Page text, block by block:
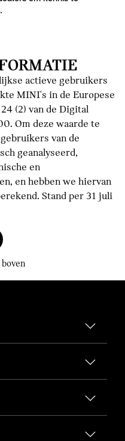
actieve gebruikers
MINI's in de Europese
(2) van de Digital
Om deze waarde te
van de
geanalyseerd,
en
en hebben we hiervan
Stand per 31 juli